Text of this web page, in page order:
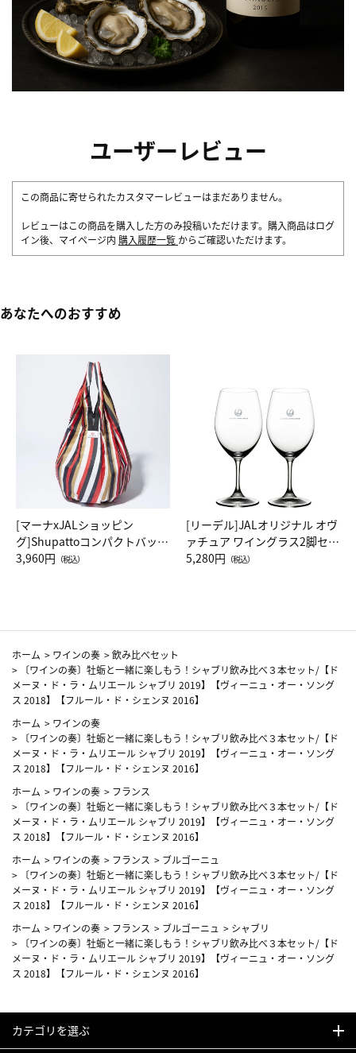
ユーザーレビュー
この商品に寄せられたカスタマーレビューはまだありません。
レビューはこの商品を購入した方のみ投稿いただけます。購入商品はログ
イン後、マイページ内 購入履歴一覧 からご確認いただけます。
あなたへのおすすめ
[マーナxJALショッピン
グ]Shupattoコンパクトバッグ
Drop JAL客室乗務員（LC）ス
3,960円 （税込）
[リーデル]JALオリジナル オヴ
ァチュア ワイングラス2脚セッ
ト（レッドワイン）
5,280円 （税込）
ホーム > ワインの奏 >飲み比べセット
>
〔ワインの奏〕牡蛎と一緒に楽しもう！シャブリ飲み比べ３本セット/【ド
メーヌ・ド・ラ・ムリエール シャブリ 2019】【ヴィーニュ・オー・ソング
ス 2018】【フルール・ド・シェンヌ 2016】
ホーム > ワインの奏
>
〔ワインの奏〕牡蛎と一緒に楽しもう！シャブリ飲み比べ３本セット/【ド
メーヌ・ド・ラ・ムリエール シャブリ 2019】【ヴィーニュ・オー・ソング
ス 2018】【フルール・ド・シェンヌ 2016】
ホーム > ワインの奏 > フランス
>
〔ワインの奏〕牡蛎と一緒に楽しもう！シャブリ飲み比べ３本セット/【ド
メーヌ・ド・ラ・ムリエール シャブリ 2019】【ヴィーニュ・オー・ソング
ス 2018】【フルール・ド・シェンヌ 2016】
ホーム > ワインの奏 > フランス > ブルゴーニュ
>
〔ワインの奏〕牡蛎と一緒に楽しもう！シャブリ飲み比べ３本セット/【ド
メーヌ・ド・ラ・ムリエール シャブリ 2019】【ヴィーニュ・オー・ソング
ス 2018】【フルール・ド・シェンヌ 2016】
ホーム > ワインの奏 > フランス > ブルゴーニュ > シャブリ
>
〔ワインの奏〕牡蛎と一緒に楽しもう！シャブリ飲み比べ３本セット/【ド
メーヌ・ド・ラ・ムリエール シャブリ 2019】【ヴィーニュ・オー・ソング
ス 2018】【フルール・ド・シェンヌ 2016】
カテゴリを選ぶ